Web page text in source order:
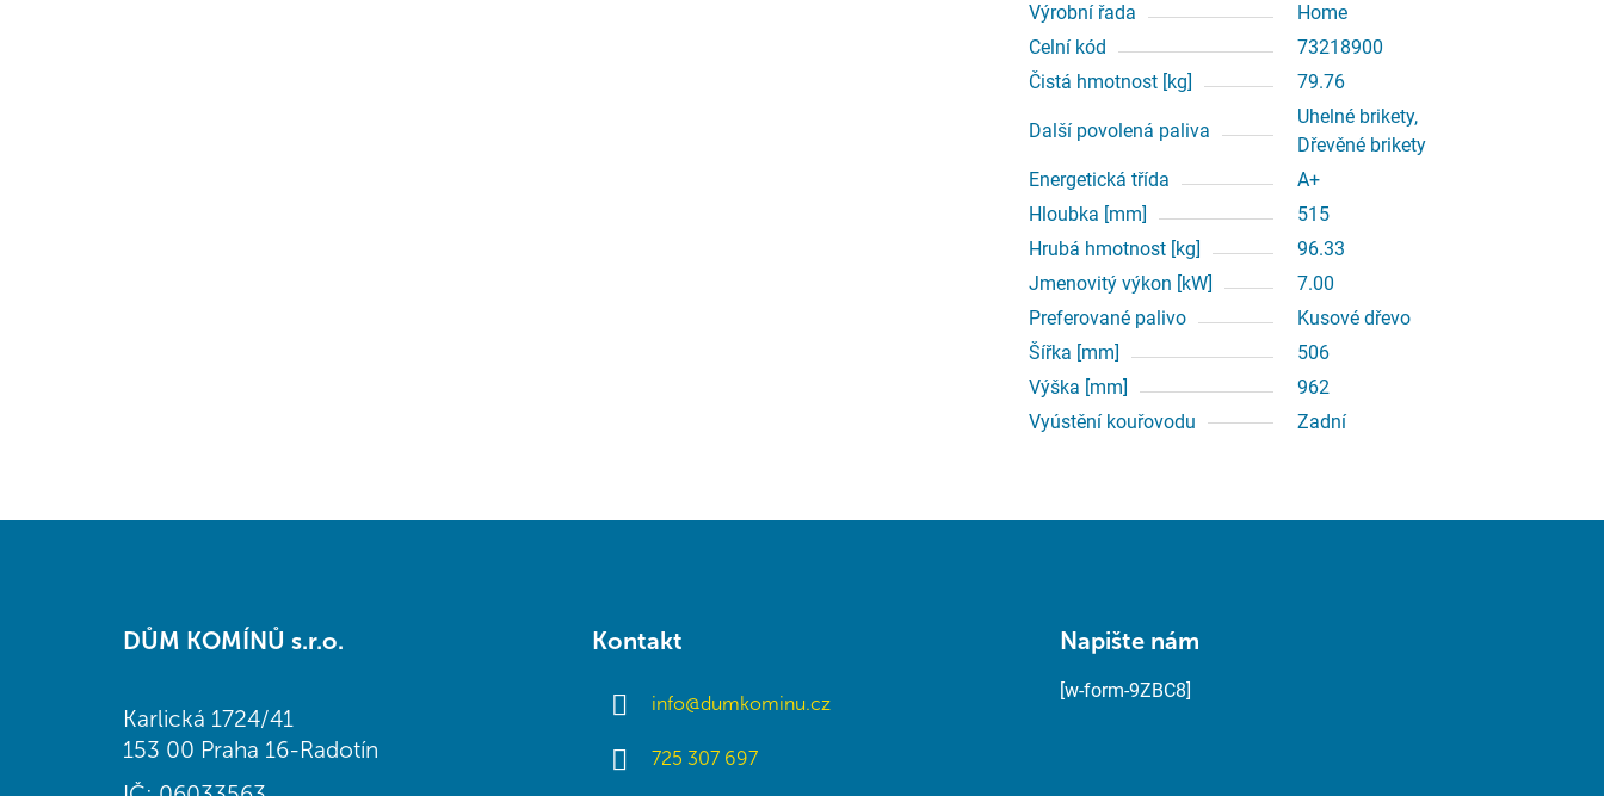
Výrobní řada
Home
Celní kód
73218900
Čistá hmotnost [kg]
79.76
Další povolená paliva
Uhelné brikety,
Dřevěné brikety
Energetická třída
A+
Hloubka [mm]
515
Hrubá hmotnost [kg]
96.33
Jmenovitý výkon [kW]
7.00
Preferované palivo
Kusové dřevo
Šířka [mm]
506
Výška [mm]
962
Vyústění kouřovodu
Zadní
DŮM KOMÍNŮ s.r.o.
Karlická 1724/41
153 00 Praha 16-Radotín
Kontakt
info@dumkominu.cz
725 307 697
Napište nám
[w-form-9ZBC8]